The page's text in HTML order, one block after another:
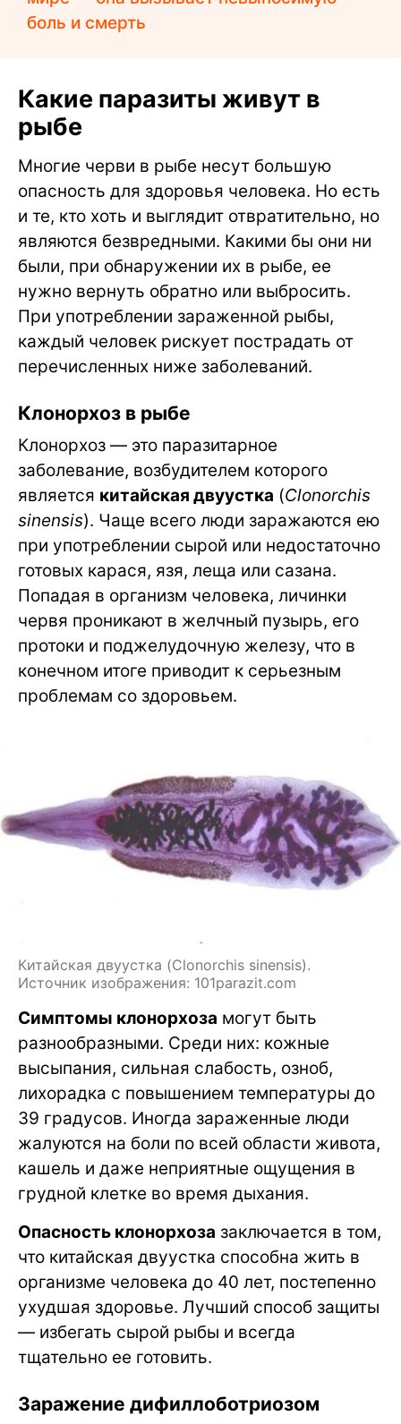
боль и смерть
Какие паразиты живут в
рыбе
Многие черви в рыбе несут большую
опасность для здоровья человека. Но есть
и те, кто хоть и выглядит отвратительно, но
являются безвредными. Какими бы они ни
были, при обнаружении их в рыбе, ее
нужно вернуть обратно или выбросить.
При употреблении зараженной рыбы,
каждый человек рискует пострадать от
перечисленных ниже заболеваний.
Клонорхоз в рыбе
Клонорхоз — это паразитарное
заболевание, возбудителем которого
является китайская двуустка (Clonorchis
sinensis). Чаще всего люди заражаются ею
при употреблении сырой или недостаточно
готовых карася, язя, леща или сазана.
Попадая в организм человека, личинки
червя проникают в желчный пузырь, его
протоки и поджелудочную железу, что в
конечном итоге приводит к серьезным
проблемам со здоровьем.
Китайская двуустка (Clonorchis sinensis).
Источник изображения: 101parazit.com
Симптомы клонорхоза могут быть
разнообразными. Среди них: кожные
высыпания, сильная слабость, озноб,
лихорадка с повышением температуры до
39 градусов. Иногда зараженные люди
жалуются на боли по всей области живота,
кашель и даже неприятные ощущения в
грудной клетке во время дыхания.
Опасность клонорхоза заключается в том,
что китайская двуустка способна жить в
организме человека до 40 лет, постепенно
ухудшая здоровье. Лучший способ защиты
— избегать сырой рыбы и всегда
тщательно ее готовить.
Заражение дифиллоботриозом